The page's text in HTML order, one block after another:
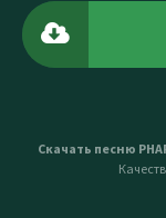
Скачать песню